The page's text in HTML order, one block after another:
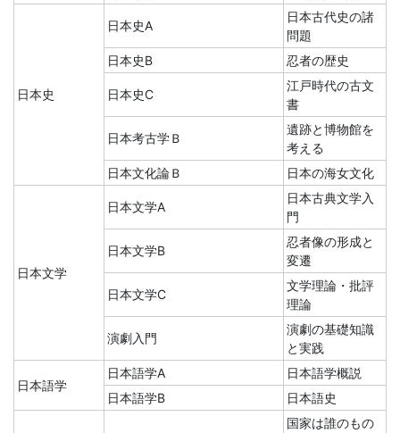
日本史
日本史A
日本古代史の諸
問題
日本史B
忍者の歴史
日本史C
江戸時代の古文
書
日本考古学Ｂ
遺跡と博物館を
考える
日本文化論Ｂ
日本の海女文化
日本文学
日本文学A
日本古典文学入
門
日本文学B
忍者像の形成と
変遷
日本文学C
文学理論・批評
理論
演劇入門
演劇の基礎知識
と実践
日本語学
日本語学A
日本語学概説
日本語学B
日本語史
国家は誰のもの